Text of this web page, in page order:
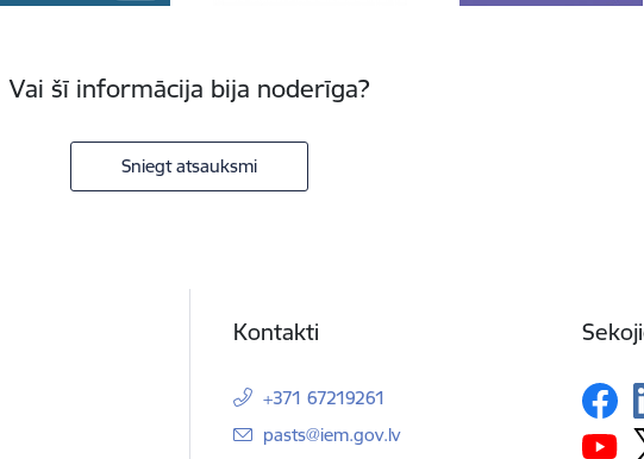
Vai šī informācija bija noderīga?
Sniegt atsauksmi
Kontakti
+371 67219261
E-pasts:
pasts@iem.gov.lv